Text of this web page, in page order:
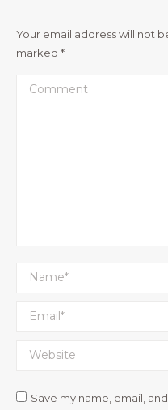
Your email address will not
marked *
Comment
Name *
Email *
Website
Save my name, email,